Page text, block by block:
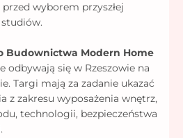
wyborem przyszłej
Budownictwa Modern Home
odbywają się w Rzeszowie na
Targi mają za zadanie ukazać
z zakresu wyposażenia wnętrz,
technologii, bezpieczeństwa